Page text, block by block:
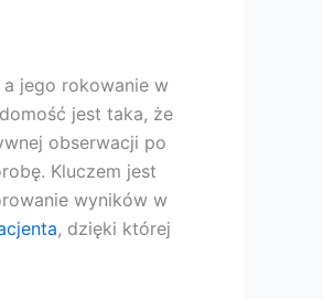
jego rokowanie w
jest taka, że
obserwacji po
Kluczem jest
wyników w
, dzięki której